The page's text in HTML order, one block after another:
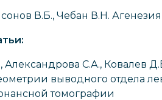
В.Б., Чебан В.Н.
Александрова С.А., Ковалев
выводного отдела
томографии